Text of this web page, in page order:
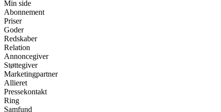
Min side
Abonnement
Priser
Goder
Redskaber
Relation
Annoncegiver
Støttegiver
Marketingpartner
Allieret
Pressekontakt
Ring
Samfund